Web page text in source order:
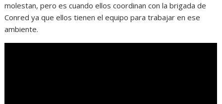
molestan, pero es cuando ellos coordinan con la brigada de
Conred ya que ellos tienen el equipo para trabajar en ese
ambiente.